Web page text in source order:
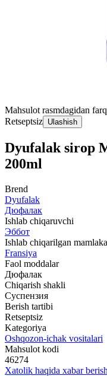
Mahsulot rasmdagidan
Retseptsiz Ulashish
Dyufalak sirop
200ml
Brend
Dyufalak
Дюфалак
Ishlab chiqaruvchi
Эббот
Ishlab chiqarilgan
Fransiya
Faol moddalar
Дюфалак
Chiqarish shakli
Суспензия
Berish tartibi
Retseptsiz
Kategoriya
Oshqozon-ichak vositalari
Mahsulot kodi
46274
Xatolik haqida xabar berish